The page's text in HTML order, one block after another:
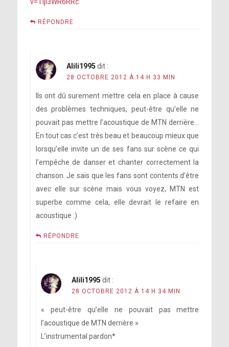
RÉPONDRE
Alili1995 dit :
28 OCTOBRE 2012 À 14 H 33 MIN
Ils ont dû surement mettre cela en place à cause
des problèmes techniques, peut-être qu’elle ne
pouvait pas mettre l’acoustique de MTN derrière…
En tout cas c’est très beau et beaucoup mieux que
lorsqu’elle invite un de ses fans sur scène ce qui
l’empêche de danser et chanter correctement la
chanson. Je sais que les fans sont contents d’être
avec elle sur scène mais vous voyez, MTN est
superbe comme cela, elle devrait le refaire en
acoustique :)
RÉPONDRE
Alili1995 dit :
28 OCTOBRE 2012 À 14 H 34 MIN
« peut-être qu’elle ne pouvait pas mettre
l’acoustique de MTN derrière »
L’instrumental pardon*